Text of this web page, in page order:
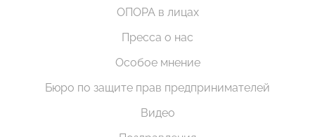
ОПОРА в лицах
Пресса о нас
Особое мнение
Бюро по защите прав предпринимателей
Видео